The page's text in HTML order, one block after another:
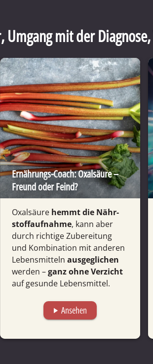
,Umgang mit der Diagnose,
Ernährungs-Coach: Oxalsäure –
Freund oder Feind?
Oxalsäure hemmt die Nähr­
stoff­auf­nahme, kann aber
durch richtige Zubereitung
und Kombi­nation mit anderen
Lebens­mitteln ausge­glichen
werden –ganz ohne Verzicht
auf gesunde Lebensmittel.
play_arrow Ansehen